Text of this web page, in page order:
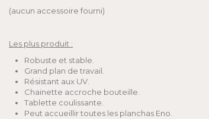
(aucun accessoire fourni)
Les plus produit :
Robuste et stable.
Grand plan de travail.
Résistant aux UV.
Chainette accroche bouteille.
Tablette coulissante.
Peut accueillir toutes les planchas Eno.